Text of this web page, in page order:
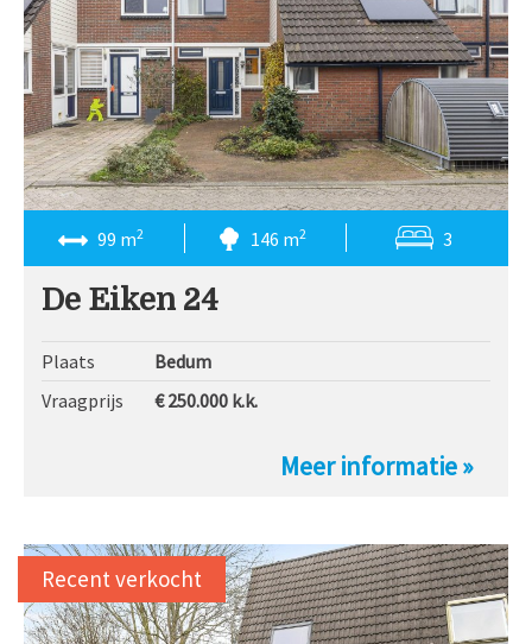
99 m2 146 m2 3
De Eiken 24
Plaats
Bedum
Vraagprijs
€ 250.000 k.k.
Meer informatie »
Recent verkocht